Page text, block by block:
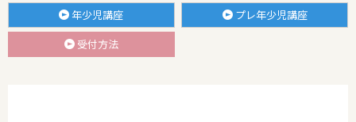
年少児講座
プレ年少児講座
受付方法